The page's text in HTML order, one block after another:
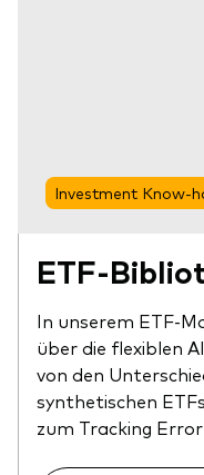
Investment Know-
ETF-
In unserem ETF-
über die flexiblen
von den
synthetischen
zum Tracking